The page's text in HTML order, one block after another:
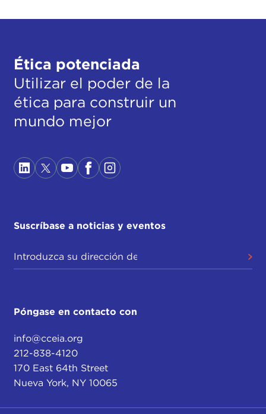
Ética potenciada
Utilizar el poder de la
ética para construir un
mundo mejor
Suscríbase a noticias y eventos
Póngase en contacto con
info@cceia.org
212-838-4120
170 East 64th Street
Nueva York, NY 10065